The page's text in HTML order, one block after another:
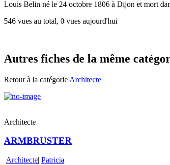
Louis Belin né le 24 octobre 1806 à Dijon et mort
546 vues au total, 0 vues aujourd'hui
Autres fiches de la même
Retour à la catégorie Architecte
Architecte
ARMBRUSTER
Architecte| Patricia